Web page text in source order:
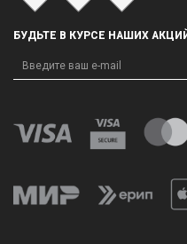
БУДЬТЕ В КУРСЕ НАШИХ